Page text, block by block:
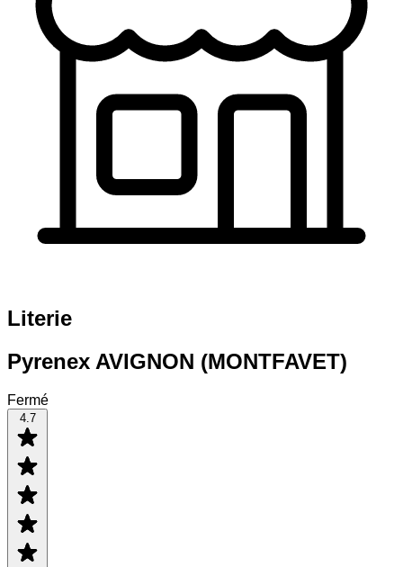
Literie
Pyrenex AVIGNON (MONTFAVET)
Fermé
4.7